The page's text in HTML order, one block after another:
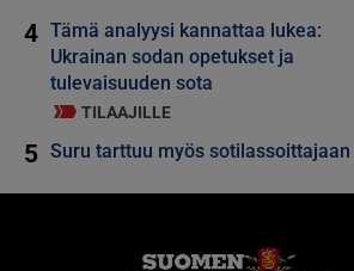
4 Tämä analyysi kannattaa lukea:
Ukrainan sodan opetukset ja
tulevaisuuden sota
TILAAJILLE
5 Suru tarttuu myös sotilassoittajaan